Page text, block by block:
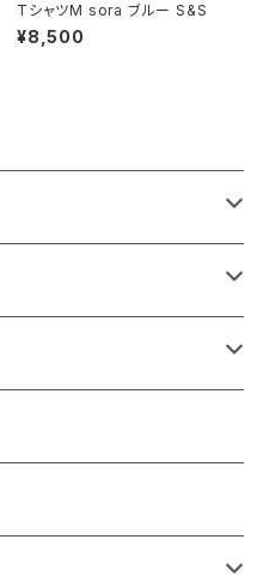
TシャツM sora ブルー S&S
¥8,500